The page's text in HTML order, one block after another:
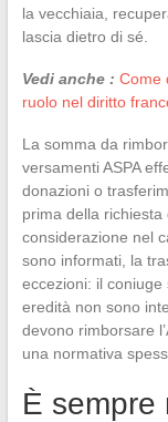
la vecchiaia,
lascia dietro di sé.
Vedi anche : Come
ruolo nel diritto
La somma da
versamenti ASPA
donazioni o
prima della
considerazione nel
sono informati, la
eccezioni: il coniuge
eredità non sono
devono rimborsare
una normativa
È sempre